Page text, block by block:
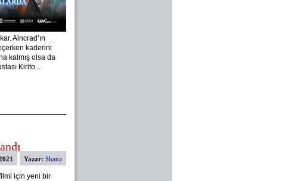
Aincrad’ın
kaderini
kalmış olsa da
Kirito...
Yazar: Shana
için yeni bir